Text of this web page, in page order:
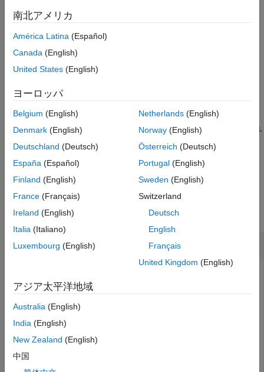
例
入力引数
出力引数
バージョン履歴
説明
fairnessThresholderオブジェクト
使用して計算された公平性のラベルを返します。
= predict( , , )は、
fairnessThresholder オブジェクトthresholderで行列データ
とattributeで指定されたセンシティブ属性を使用して計算され
例
例
すべて折りたたむ
公平性についてのスコアのしきい値の調整
バイナリ分類用の木アンサンブルに学習させ、センシティブ
属性の各グループについての差異の影響を計算します。非参
分類するスコアのしきい値を調整します。
南北アメリカ
América Latina (Español)
Canada (English)
United States (English)
ヨーロッパ
Belgium (English)
Denmark (English)
Deutschland (Deutsch)
España (Español)
Finland (English)
France (Français)
Ireland (English)
Italia (Italiano)
Luxembourg (English)
Netherlands(English)
Norway(English)
Österreich (Deutsch)
Portugal(English)
Sweden (English)
Switzerland
Deutsch
English
Français
United Kingdom (English)
アジア太平洋地域
Australia (English)
India (English)
New Zealand (English)
中国